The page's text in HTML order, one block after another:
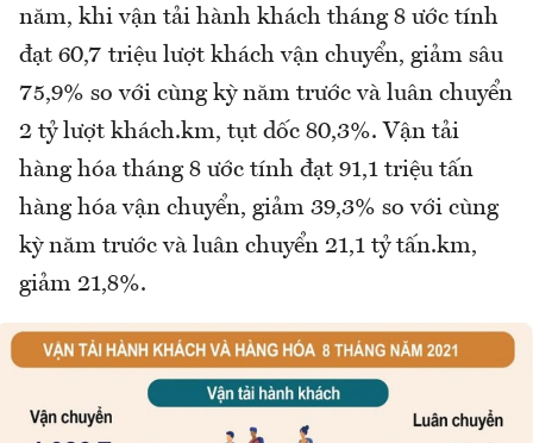
năm, khi vận tải hành khách tháng 8 ước tính
đạt 60,7 triệu lượt khách vận chuyển, giảm sâu
75,9% so với cùng kỳ năm trước và luân chuyển
2 tỷ lượt khách.km, tụt dốc 80,3%. Vận tải
hàng hóa tháng 8 ước tính đạt 91,1 triệu tấn
hàng hóa vận chuyển, giảm 39,3% so với cùng
kỳ năm trước và luân chuyển 21,1 tỷ tấn.km,
giảm 21,8%.